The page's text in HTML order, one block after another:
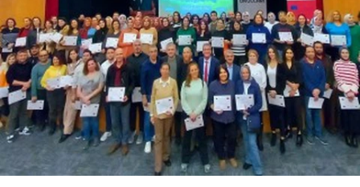
Aydın
Balıkesir
Bilecik
Bingöl
Bitlis